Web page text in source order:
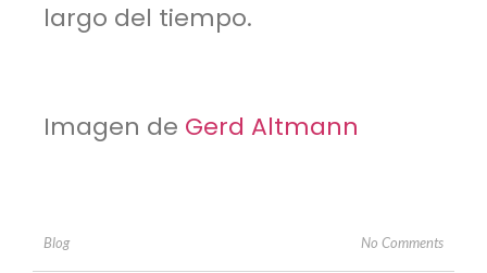
largo del tiempo.
Imagen de Gerd Altmann
Blog No Comments